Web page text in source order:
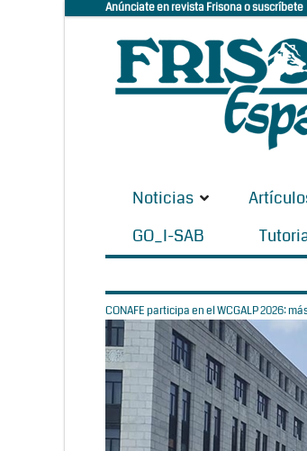
Anúnciate en revista Frisona o suscríbete
Noticias
GO_I-SAB
CONAFE participa en el WCGALP 2026: